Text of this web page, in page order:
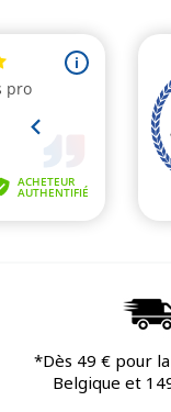
*Dès 49 € pour
Belgique et